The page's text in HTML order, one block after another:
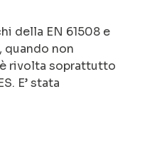
della EN 61508 e
quando non
rivolta soprattutto
E’ stata